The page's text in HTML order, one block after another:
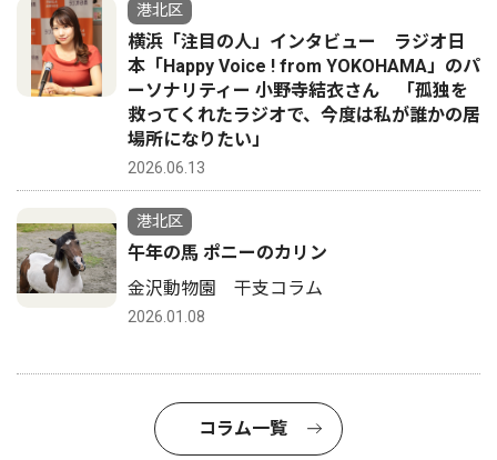
港北区
横浜「注目の人」インタビュー ラジオ日
本「Happy Voice ! from YOKOHAMA」のパ
ーソナリティー 小野寺結衣さん 「孤独を
救ってくれたラジオで、今度は私が誰かの居
場所になりたい」
2026.06.13
港北区
午年の馬 ポニーのカリン
金沢動物園 干支コラム
2026.01.08
コラム一覧